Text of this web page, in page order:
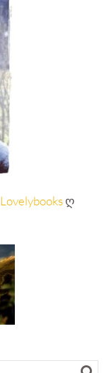
Lovelybooksღ